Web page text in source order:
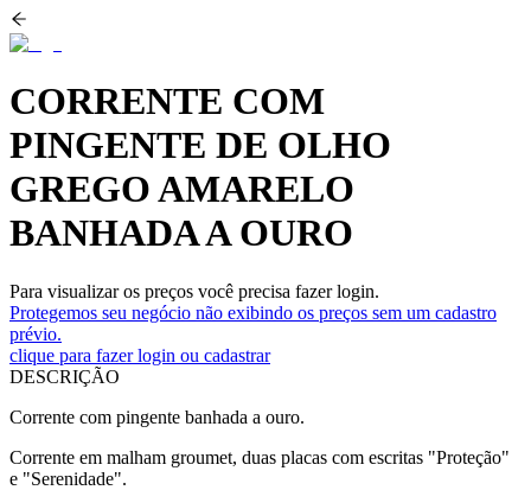
CORRENTE COM
PINGENTE DE OLHO
GREGO AMARELO
BANHADA A OURO
Para visualizar os preços você precisa fazer login.
Protegemos seu negócio não exibindo os preços sem um cadastro
prévio.
clique para fazer login ou cadastrar
DESCRIÇÃO
Corrente com pingente banhada a ouro.
Corrente em malham groumet, duas placas com escritas "Proteção"
e "Serenidade".